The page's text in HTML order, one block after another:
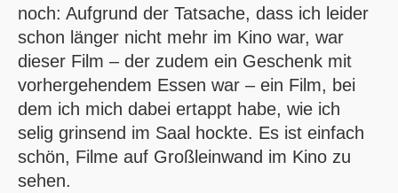
noch: Aufgrund der Tatsache, dass ich leider
schon länger nicht mehr im Kino war, war
dieser Film – der zudem ein Geschenk mit
vorhergehendem Essen war – ein Film, bei
dem ich mich dabei ertappt habe, wie ich
selig grinsend im Saal hockte. Es ist einfach
schön, Filme auf Großleinwand im Kino zu
sehen.